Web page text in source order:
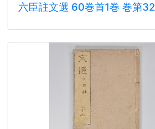
六臣註文選 60巻首1巻 巻第32